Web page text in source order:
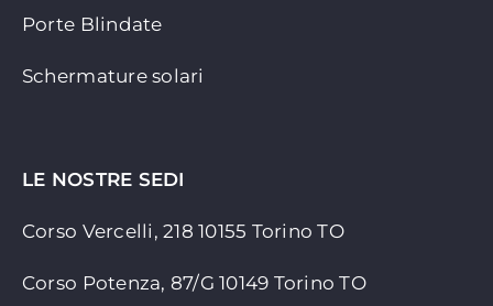
Porte Blindate
Schermature solari
LE NOSTRE SEDI
Corso Vercelli, 218 10155 Torino TO
Corso Potenza, 87/G 10149 Torino TO